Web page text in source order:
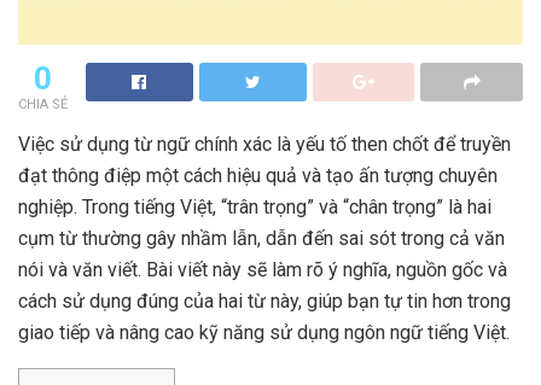
0
CHIA SẺ
Việc sử dụng từ ngữ chính xác là yếu tố then chốt để truyền
đạt thông điệp một cách hiệu quả và tạo ấn tượng chuyên
nghiệp. Trong tiếng Việt, “trân trọng” và “chân trọng” là hai
cụm từ thường gây nhầm lẫn, dẫn đến sai sót trong cả văn
nói và văn viết. Bài viết này sẽ làm rõ ý nghĩa, nguồn gốc và
cách sử dụng đúng của hai từ này, giúp bạn tự tin hơn trong
giao tiếp và nâng cao kỹ năng sử dụng ngôn ngữ tiếng Việt.